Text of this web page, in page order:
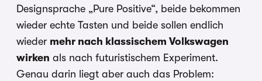
Designsprache „Pure Positive“, beide bekommen
wieder echte Tasten und beide sollen endlich
wieder mehr nach klassischem Volkswagen
wirken als nach futuristischem Experiment.
Genau darin liegt aber auch das Problem: